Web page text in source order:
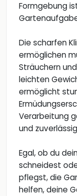
Formgebung
Die scharfen
ermöglichen
Sträuchern
leichten
ermöglicht
Verarbeitung
und
Egal, ob du
schneidest
pflegst, die
helfen, deine